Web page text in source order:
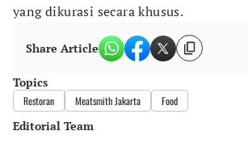
yang dikurasi secara khusus.
Share Article
Topics
Restoran Meatsmith Jakarta Food
Editorial Team